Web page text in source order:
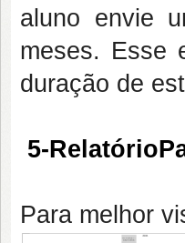
aluno envie
meses. Esse
duração de
5-
Para melhor